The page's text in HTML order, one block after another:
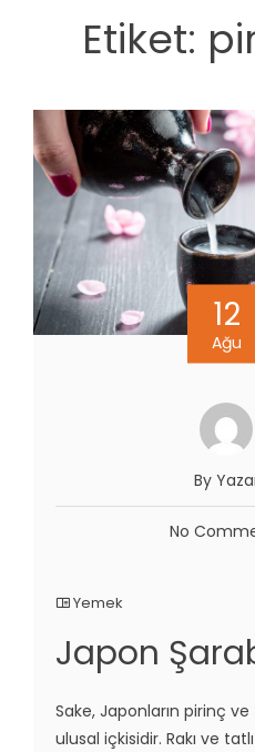
Etiket:
12
Ağu
By
No
Yemek
Japon
Sake, Japonların pirinç
ulusal içkisidir. Rakı ve